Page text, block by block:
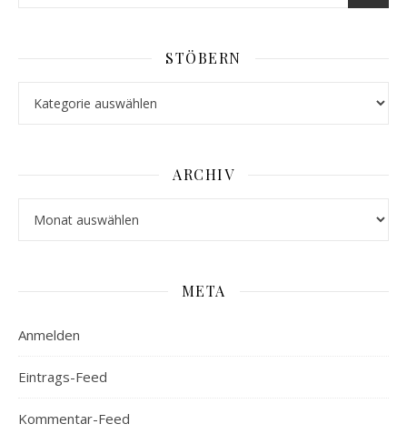
STÖBERN
ARCHIV
META
Anmelden
Eintrags-Feed
Kommentar-Feed